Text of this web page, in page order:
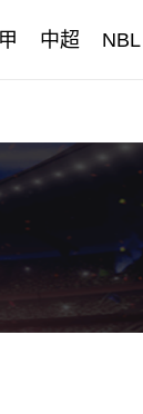
中超 NBL